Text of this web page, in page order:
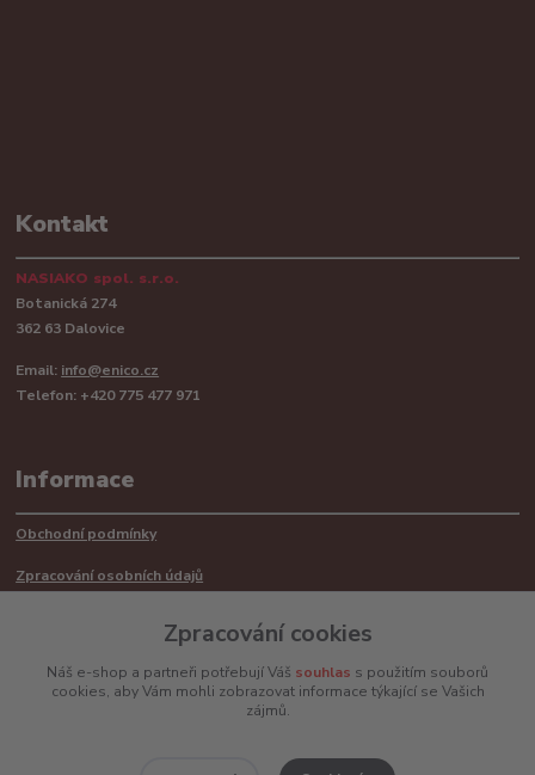
Kontakt
NASIAKO spol. s.r.o.
Botanická 274
362 63 Dalovice
Email: info@enico.cz
Telefon: +420 775 477 971
Informace
Obchodní podmínky
Zpracování osobních údajů
Mimosoudní řešení sporů ADR
Zpracování cookies
Náš e-shop a partneři potřebují Váš souhlas s použitím souborů
cookies, aby Vám mohli zobrazovat informace týkající se Vašich
zájmů.